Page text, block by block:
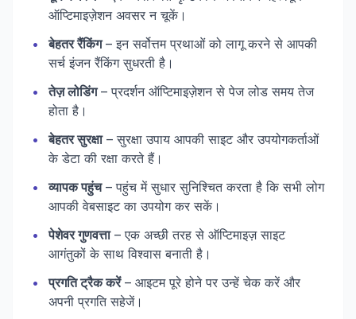
ऑप्टिमाइज़ेशन अवसर न चूकें।
•
बेहतर रैंकिंग– इन सर्वोत्तम प्रथाओं को लागू करने से आपकी
सर्च इंजन रैंकिंग सुधरती है।
•
तेज़ लोडिंग– प्रदर्शन ऑप्टिमाइज़ेशन से पेज लोड समय तेज
होता है।
•
बेहतर सुरक्षा– सुरक्षा उपाय आपकी साइट और उपयोगकर्ताओं
के डेटा की रक्षा करते हैं।
•
व्यापक पहुंच– पहुंच में सुधार सुनिश्चित करता है कि सभी लोग
आपकी वेबसाइट का उपयोग कर सकें।
•
पेशेवर गुणवत्ता– एक अच्छी तरह से ऑप्टिमाइज़ साइट
आगंतुकों के साथ विश्वास बनाती है।
•
प्रगति ट्रैक करें– आइटम पूरे होने पर उन्हें चेक करें और
अपनी प्रगति सहेजें।